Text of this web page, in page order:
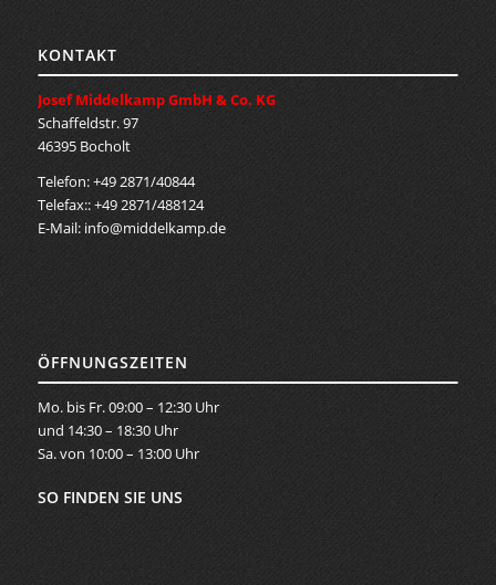
KONTAKT
Josef Middelkamp GmbH & Co. KG
Schaffeldstr. 97
46395 Bocholt
Telefon: +49 2871/40844
Telefax:: +49 2871/488124
E-Mail: info@middelkamp.de
ÖFFNUNGSZEITEN
Mo. bis Fr. 09:00 – 12:30 Uhr
und 14:30 – 18:30 Uhr
Sa. von 10:00 – 13:00 Uhr
SO FINDEN SIE UNS